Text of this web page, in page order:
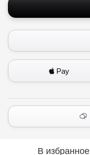
Pay
В избранное